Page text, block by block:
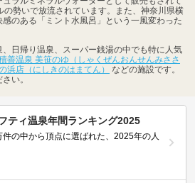
の勢いで放流されています。また、神奈川県横
感のある「ミント水風呂」という一風変わった
日帰り温泉、スーパー銭湯の中でも特に人気
善温泉 美笹のゆ（しゃくぜんおんせんみささ
浜店（にしきのはまてん）
などの施設です。
い。
ティ温泉年間ランキング2025
件の中から頂点に選ばれた、2025年の人